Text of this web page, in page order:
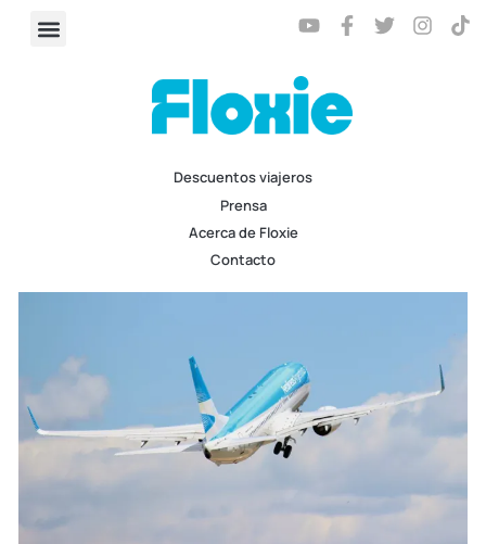
Descuentos viajeros
Prensa
Acerca de Floxie
Contacto